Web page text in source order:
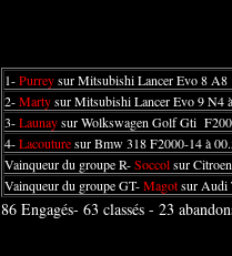
1-Purreysur Mitsubishi Lancer Evo 8 A8
2-Martysur Mitsubishi Lancer Evo 9 N4
3-Launaysur Wolkswagen Golf Gti
4-Lacouturesur Bmw 318 F2000-14 à
Vainqueur du groupe R-Soccolsur
Vainqueur du groupe GT-Magotsur Audi
86 Engagés- 63 classés - 23